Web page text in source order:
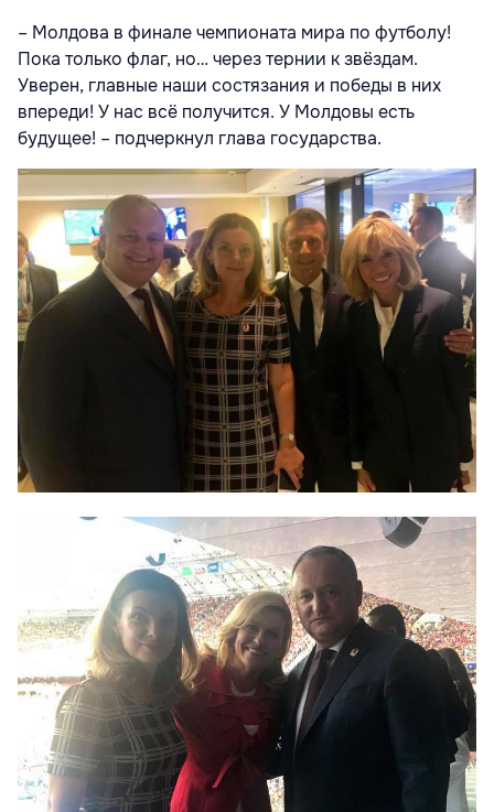
– Молдова в финале чемпионата мира по футболу!
Пока только флаг, но… через тернии к звёздам.
Уверен, главные наши состязания и победы в них
впереди! У нас всё получится. У Молдовы есть
будущее! – подчеркнул глава государства.